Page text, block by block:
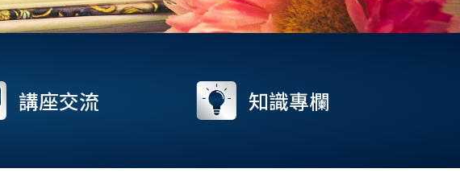
講座交流 知識專欄